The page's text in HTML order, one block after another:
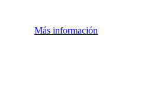
Más información